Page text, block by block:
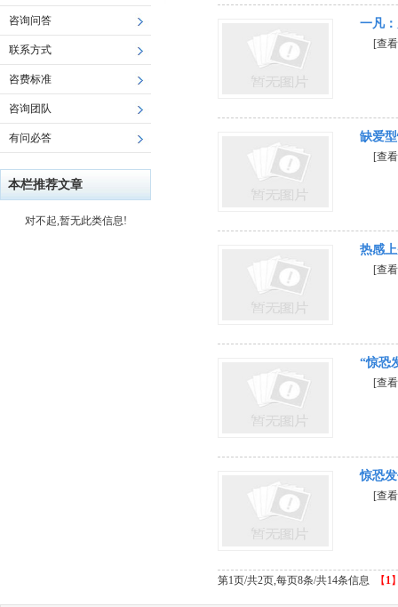
咨询问答
联系方式
咨费标准
咨询团队
有问必答
本栏推荐文章
对不起,暂无此类信息!
一凡
[查
缺爱
[查
热感
[查
“惊恐
[查
惊恐
[查
第1页/共2页,每页8条/共14条信息 【 1